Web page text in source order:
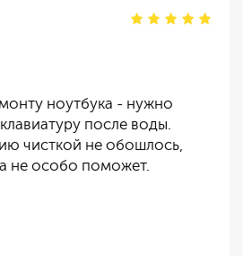
ноутбука - нужно
после воды.
чисткой не обошлось,
не особо поможет.